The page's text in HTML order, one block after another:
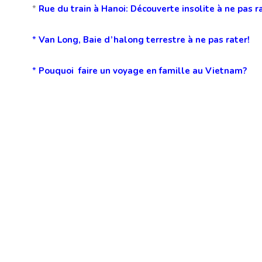
* Rue du train à Hanoi: Découverte insolite à ne pas
* Van Long, Baie d’halong terrestre à ne pas rater!
* Pouquoi faire un voyage en famille au Vietnam?